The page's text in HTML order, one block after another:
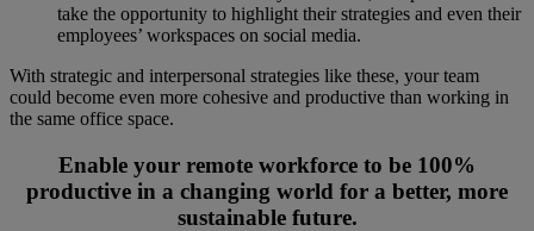
take the opportunity to highlight their strategies and even their
employees’ workspaces on social media.
With strategic and interpersonal strategies like these, your team
could become even more cohesive and productive than working in
the same office space.
Enable your remote workforce to be 100%
productive in a changing world for a better, more
sustainable future.